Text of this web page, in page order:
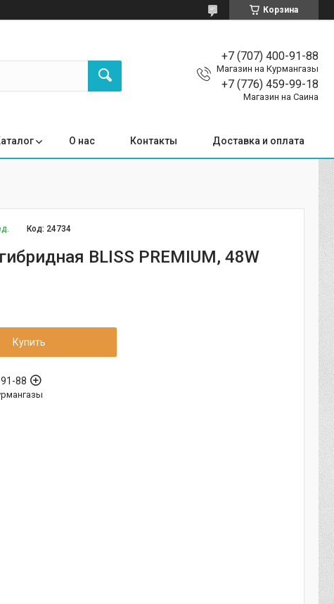
Корзина
+7 (707) 400-91-88
Магазин на Курмангазы
+7 (776) 459-99-18
Магазин на Саина
О нас Контакты Доставка и оплата
Код: 24734
BLISS PREMIUM, 48W
Купить
88